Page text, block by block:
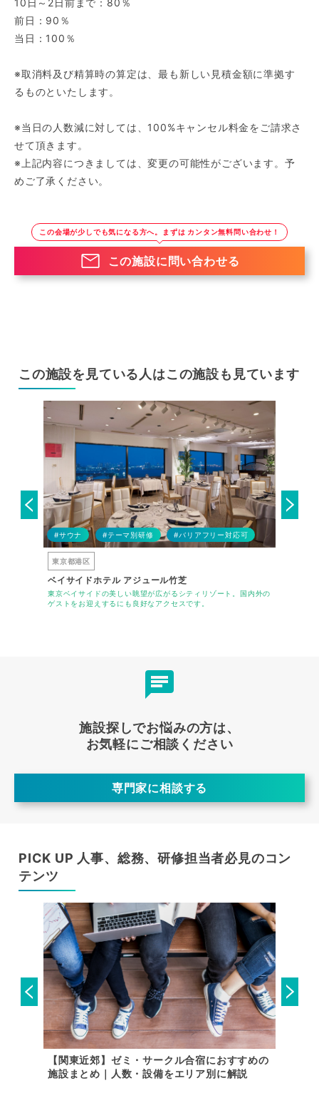
10日～2日前まで：80％
前日：90％
当日：100％
※取消料及び精算時の算定は、最も新しい見積金額に準拠す
るものといたします。
※当日の人数減に対しては、100%キャンセル料金をご請求さ
せて頂きます。
※上記内容につきましては、変更の可能性がございます。予
めご了承ください。
この会場が少しでも気になる方へ。まずは カンタン無料問い合わせ！
この施設に問い合わせる
この施設を見ている人はこの施設も見ています
#サウナ #テーマ別研修 #バリアフリー対応可
東京都港区
ベイサイドホテル アジュール竹芝
東京ベイサイドの美しい眺望が広がるシティリゾート。国内外の
ゲストをお迎えするにも良好なアクセスです。
施設探しでお悩みの方は、
お気軽にご相談ください
専門家に相談する
PICK UP 人事、総務、研修担当者必見のコン
テンツ
【関東近郊】ゼミ・サークル合宿におすすめの
施設まとめ｜人数・設備をエリア別に解説